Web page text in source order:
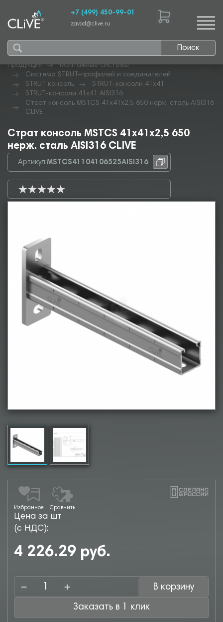
Поиск
+7 (499) 450-99-01
zavod@clive.ru
Продукция
Монтажные системы
Система STRUT-профилей и соединителей
STRUT консоль
STRUT-консоли 41х41
STRUT-консоли 41х41 AISI316
Страт консоль MSTCS 41х41х2,5 650 нерж. сталь AISI316
CLIVE
Страт консоль MSTCS 41х41х2,5 650
нерж. сталь AISI316 CLIVE
Артикул:MSTCS41104106525AISI316
Избранное Сравнить
Цена за шт
(с НДС):
4 226.29 руб.
В корзину
Заказать в 1 клик